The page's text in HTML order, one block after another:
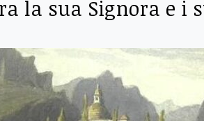
la sua Signora e i